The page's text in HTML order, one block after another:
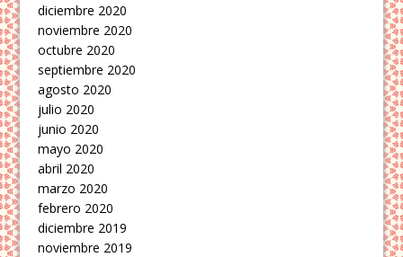
diciembre 2020
noviembre 2020
octubre 2020
septiembre 2020
agosto 2020
julio 2020
junio 2020
mayo 2020
abril 2020
marzo 2020
febrero 2020
diciembre 2019
noviembre 2019